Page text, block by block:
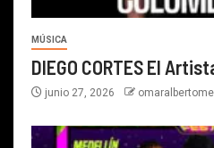
MÚSICA
DIEGO CORTES El
junio 27, 2026